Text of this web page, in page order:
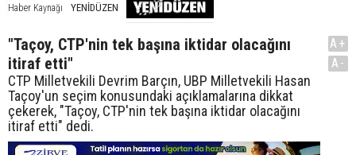
Haber Kaynağı YENİDÜZEN
"Taçoy, CTP'nin tek başına iktidar olacağını
itiraf etti"
CTP Milletvekili Devrim Barçın, UBP Milletvekili Hasan
Taçoy'un seçim konusundaki açıklamalarına dikkat
çekerek, "Taçoy, CTP'nin tek başına iktidar olacağını
itiraf etti" dedi.
A+
A-